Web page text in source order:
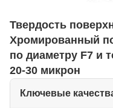
Твердость
Хромированный
по диаметру F7 и
20-30 микрон
Ключевые